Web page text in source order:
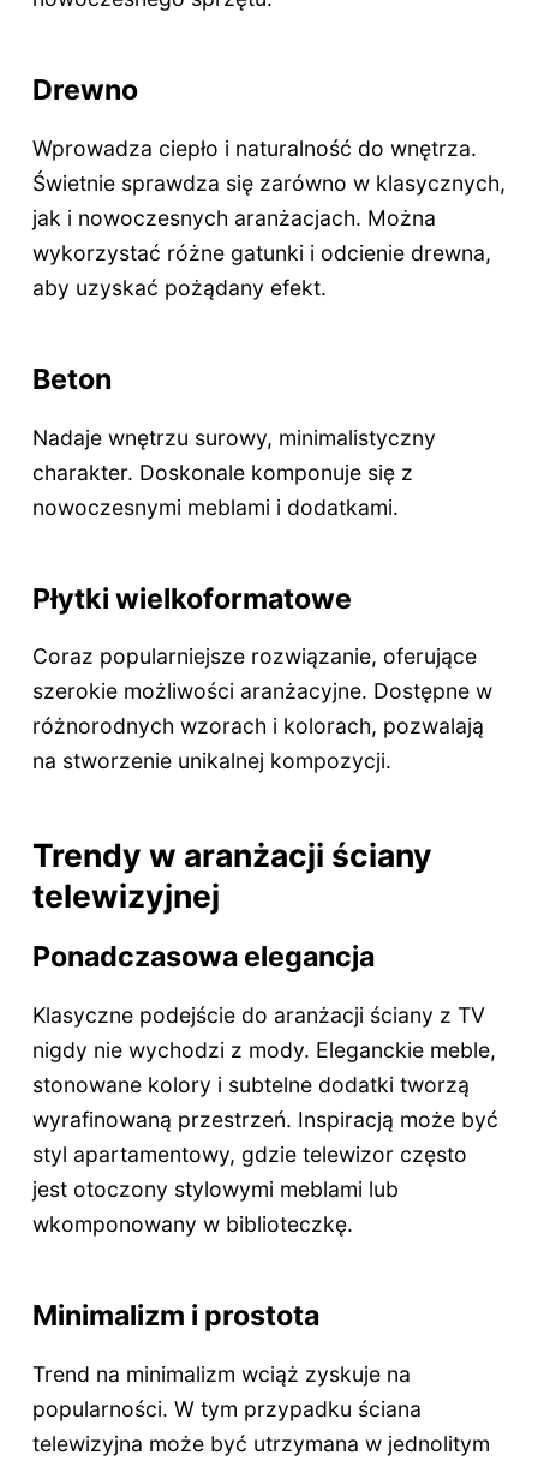
Drewno
Wprowadza ciepło i naturalność do wnętrza.
Świetnie sprawdza się zarówno w klasycznych,
jak i nowoczesnych aranżacjach. Można
wykorzystać różne gatunki i odcienie drewna,
aby uzyskać pożądany efekt.
Beton
Nadaje wnętrzu surowy, minimalistyczny
charakter. Doskonale komponuje się z
nowoczesnymi meblami i dodatkami.
Płytki wielkoformatowe
Coraz popularniejsze rozwiązanie, oferujące
szerokie możliwości aranżacyjne. Dostępne w
różnorodnych wzorach i kolorach, pozwalają
na stworzenie unikalnej kompozycji.
Trendy w aranżacji ściany
telewizyjnej
Ponadczasowa elegancja
Klasyczne podejście do aranżacji ściany z TV
nigdy nie wychodzi z mody. Eleganckie meble,
stonowane kolory i subtelne dodatki tworzą
wyrafinowaną przestrzeń. Inspiracją może być
styl apartamentowy, gdzie telewizor często
jest otoczony stylowymi meblami lub
wkomponowany w biblioteczkę.
Minimalizm i prostota
Trend na minimalizm wciąż zyskuje na
popularności. W tym przypadku ściana
telewizyjna może być utrzymana w jednolitym